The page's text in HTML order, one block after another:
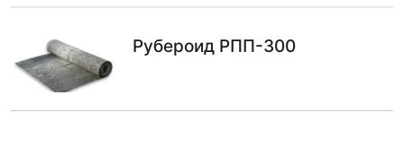
Рубероид РПП-300